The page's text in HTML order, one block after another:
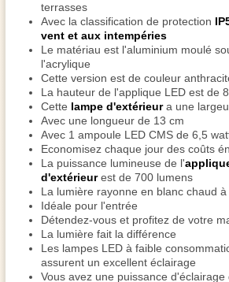
terrasses
Avec la classification de protection
vent et aux intempéries
Le matériau est l'aluminium moulé
l'acrylique
Cette version est de couleur
La hauteur de l'applique LED est de
Cette lampe d'extérieura une
Avec une longueur de 13 cm
Avec 1 ampoule LED CMS de 6,5
Economisez chaque jour des coûts
La puissance lumineuse de l'
d'extérieurest de 700 lumens
La lumière rayonne en blanc chaud
Idéale pour l'entrée
Détendez-vous et profitez de votre
La lumière fait la différence
Les lampes LED à faible
assurent un excellent éclairage
Vous avez une puissance d'éclairage